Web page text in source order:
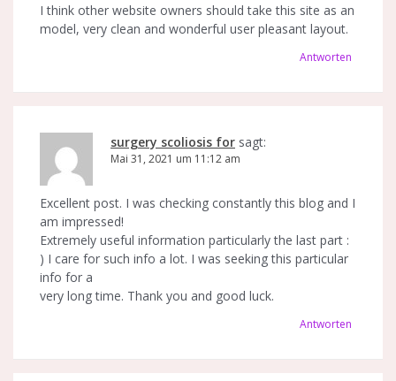
I think other website owners should take this site as an
model, very clean and wonderful user pleasant layout.
Antworten
surgery scoliosis for sagt:
Mai 31, 2021 um 11:12 am
Excellent post. I was checking constantly this blog and I
am impressed!
Extremely useful information particularly the last part :
) I care for such info a lot. I was seeking this particular
info for a
very long time. Thank you and good luck.
Antworten